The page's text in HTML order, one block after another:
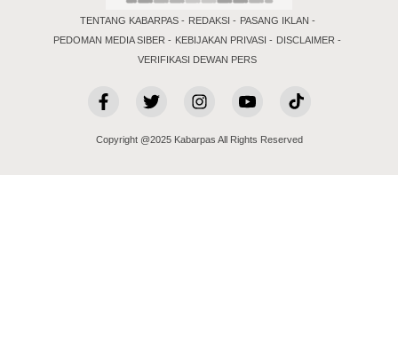
TENTANG KABARPAS REDAKSI
PASANG IKLAN
PEDOMAN MEDIA SIBER
KEBIJAKAN PRIVASI
DISCLAIMER
VERIFIKASI DEWAN PERS
Copyright @2025 Kabarpas All Rights Reserved